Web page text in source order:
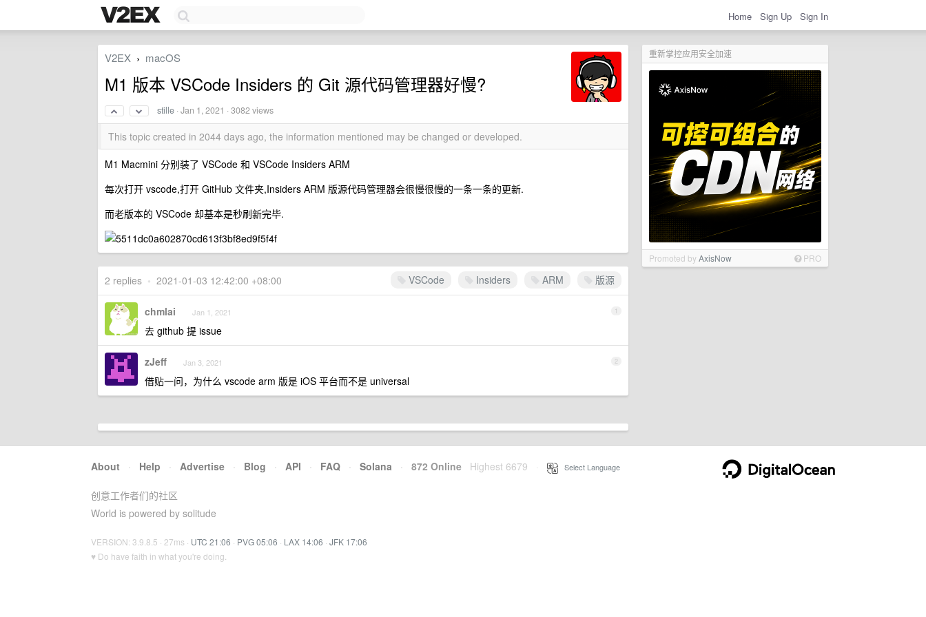
Home Sign Up Sign In
重新掌控应用安全加速
Promoted byAxisNow PRO
V2EX › macOS
M1 版本 VSCode Insiders 的 Git 源代码管理器好慢?
stille ·Jan 1, 2021 · 3082 views
This topic created in 2044 days ago, the information mentioned may be changed or developed.
M1 Macmini 分别装了 VSCode 和 VSCode Insiders ARM
每次打开 vscode,打开 GitHub 文件夹,Insiders ARM 版源代码管理器会很慢很慢的一条一条的更新.
而老版本的 VSCode 却基本是秒刷新完毕.
VSCode Insiders ARM 版源
2 replies • 2021-01-03 12:42:00 +08:00
1
chmlai Jan 1, 2021
去 github 提 issue
2
zJeff Jan 3, 2021
借贴一问，为什么 vscode arm 版是 iOS 平台而不是 universal
About · Help · Advertise · Blog · API · FAQ · Solana · 872 Online Highest 6679 Select Language
创意工作者们的社区
World is powered by solitude
VERSION: 3.9.8.5 · 27ms · UTC 21:06 · PVG 05:06 · LAX 14:06 · JFK 17:06
♥ Do have faith in what you're doing.